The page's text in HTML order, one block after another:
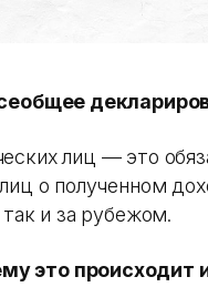
лиц — это
о полученном
и за рубежом.
это происходит